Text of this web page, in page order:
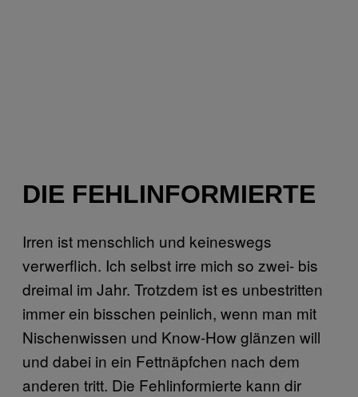
DIE FEHLINFORMIERTE
Irren ist menschlich und keineswegs
verwerflich. Ich selbst irre mich so zwei- bis
dreimal im Jahr. Trotzdem ist es unbestritten
immer ein bisschen peinlich, wenn man mit
Nischenwissen und Know-How glänzen will
und dabei in ein Fettnäpfchen nach dem
anderen tritt. Die Fehlinformierte kann dir